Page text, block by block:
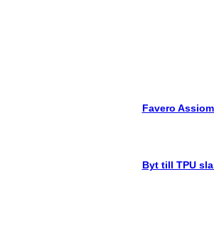
Favero
Byt till TPU